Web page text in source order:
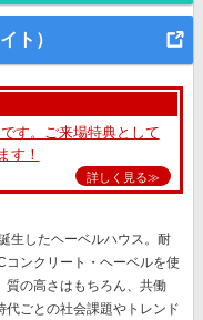
ト）
す。ご来場特典として
す！
詳しく見る≫
生したヘーベルハウス。耐
ンクリート・ヘーベルを使
質の高さはもちろん、共働
代ごとの社会課題やトレンド